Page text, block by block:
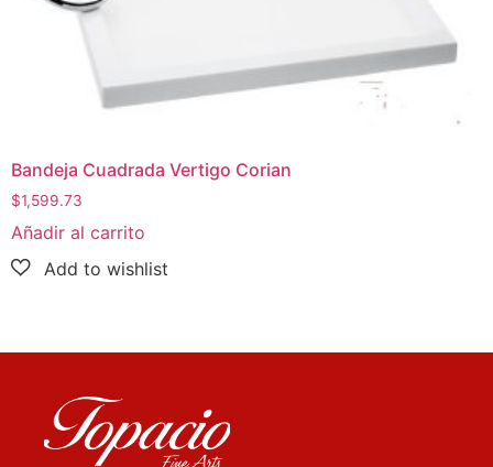
Bandeja Cuadrada Vertigo Corian
$1,599.73
Añadir al carrito